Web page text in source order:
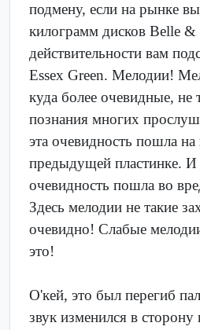
подмену, если на рынке вы
килограмм дисков Belle &
действительности вам
Essex Green. Мелодии!
куда более очевидные, не
познания многих
эта очевидность пошла на
предыдущей пластинке. И
очевидность пошла во
Здесь мелодии не такие
очевидно! Слабые
это!
О'кей, это был перегиб
звук изменился в